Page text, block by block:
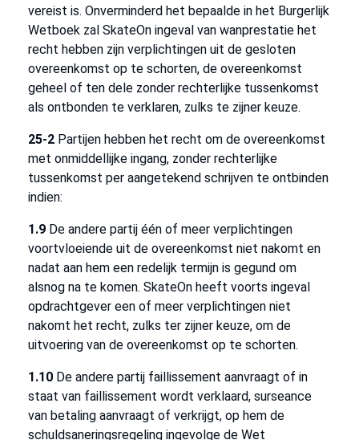
vereist is. Onverminderd het bepaalde in het Burgerlijk
Wetboek zal SkateOn ingeval van wanprestatie het
recht hebben zijn verplichtingen uit de gesloten
overeenkomst op te schorten, de overeenkomst
geheel of ten dele zonder rechterlijke tussenkomst
als ontbonden te verklaren, zulks te zijner keuze.
25-2 Partijen hebben het recht om de overeenkomst
met onmiddellijke ingang, zonder rechterlijke
tussenkomst per aangetekend schrijven te ontbinden
indien:
1.9 De andere partij één of meer verplichtingen
voortvloeiende uit de overeenkomst niet nakomt en
nadat aan hem een redelijk termijn is gegund om
alsnog na te komen. SkateOn heeft voorts ingeval
opdrachtgever een of meer verplichtingen niet
nakomt het recht, zulks ter zijner keuze, om de
uitvoering van de overeenkomst op te schorten.
1.10 De andere partij faillissement aanvraagt of in
staat van faillissement wordt verklaard, surseance
van betaling aanvraagt of verkrijgt, op hem de
schuldsaneringsregeling ingevolge de Wet